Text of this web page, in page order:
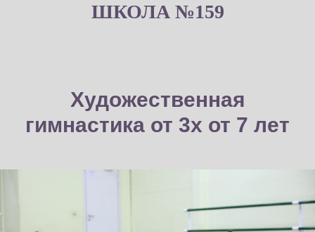
ШКОЛА №159
Художественная
гимнастика от 3х от 7 лет